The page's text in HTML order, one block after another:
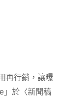
再行銷，讓曝
」於〈新聞稿